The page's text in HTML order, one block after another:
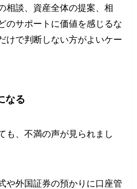
相談、資産全体の提案、相
のサポートに価値を感じるな
けで判断しない方がよいケー
なる
も、不満の声が見られまし
や外国証券の預かりに口座管